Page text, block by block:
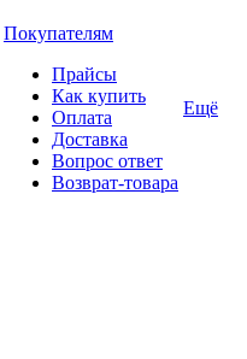
Покупателям
Прайсы
Как купить
Оплата
Доставка
Вопрос ответ
Возврат-товара
Ещё